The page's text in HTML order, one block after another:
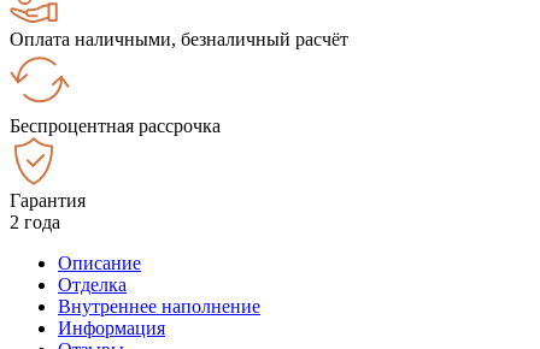
Оплата наличными, безналичный расчёт
Беспроцентная рассрочка
Гарантия
2 года
Описание
Отделка
Внутреннее наполнение
Информация